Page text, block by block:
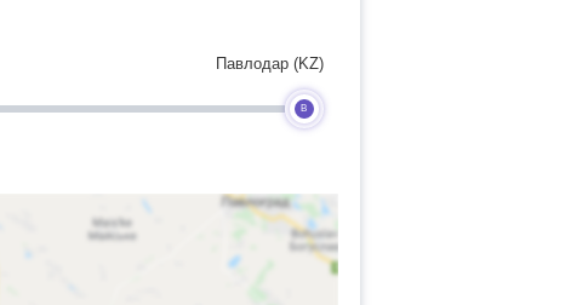
B
Павлодар (KZ)